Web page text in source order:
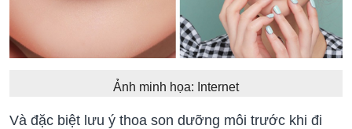
Ảnh minh họa: Internet
Và đặc biệt lưu ý thoa son dưỡng môi trước khi đi